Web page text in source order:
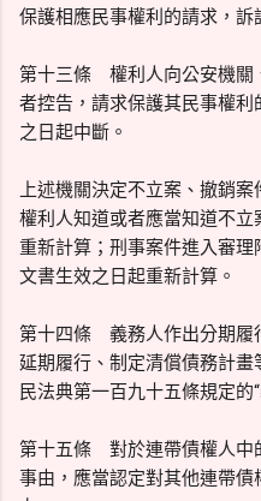
保護相應民事權利的請求，訴
第十三條 權利人向公安機關
者控告，請求保護其民事權
之日起中斷。
上述機關決定不立案、撤銷
權利人知道或者應當知道不
重新計算；刑事案件進入審理
文書生效之日起重新計算。
第十四條 義務人作出分期履
延期履行、制定清償債務計
民法典第一百九十五條規定的
第十五條 對於連帶債權人中
事由，應當認定對其他連帶